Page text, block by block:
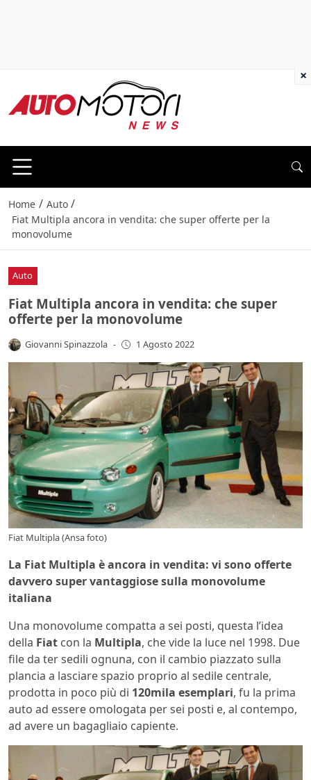
Home / Auto /
Fiat Multipla ancora in vendita: che super offerte per la
monovolume
Auto
Fiat Multipla ancora in vendita: che super
offerte per la monovolume
Giovanni Spinazzola - 1 Agosto 2022
Fiat Multipla (Ansa foto)
La Fiat Multipla è ancora in vendita: vi sono offerte
davvero super vantaggiose sulla monovolume
italiana
Una monovolume compatta a sei posti, questa l’idea
della Fiat con la Multipla, che vide la luce nel 1998. Due
file da ter sedili ognuna, con il cambio piazzato sulla
plancia a lasciare spazio proprio al sedile centrale,
prodotta in poco più di 120mila esemplari, fu la prima
auto ad essere omologata per sei posti e, al contempo,
ad avere un bagagliaio capiente.
×